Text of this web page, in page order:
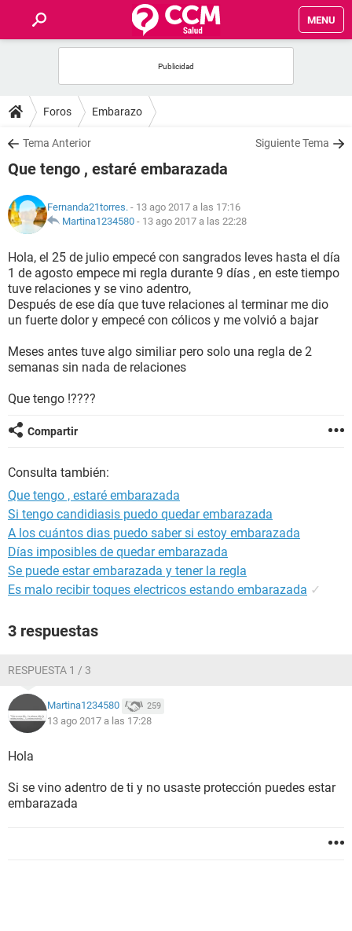
MENU
FOROS
SALUD
FAMILIA
NUTRICIÓN
BIENESTAR
SEXUALIDAD
Foros Embarazo
Tema Anterior Siguiente Tema
Que tengo , estaré embarazada
Fernanda21torres. - 13 ago 2017 a las 17:16
Martina1234580 - 13 ago 2017 a las 22:28
Hola, el 25 de julio empecé con sangrados leves hasta el día
1 de agosto empece mi regla durante 9 días , en este tiempo
tuve relaciones y se vino adentro,
Después de ese día que tuve relaciones al terminar me dio
un fuerte dolor y empecé con cólicos y me volvió a bajar
Meses antes tuve algo similiar pero solo una regla de 2
semanas sin nada de relaciones
Que tengo !????
Compartir
Consulta también:
Que tengo , estaré embarazada
Si tengo candidiasis puedo quedar embarazada
A los cuántos dias puedo saber si estoy embarazada
Días imposibles de quedar embarazada
Se puede estar embarazada y tener la regla
Es malo recibir toques electricos estando embarazada ✓
3 respuestas
RESPUESTA 1 / 3
Martina1234580 259
13 ago 2017 a las 17:28
Hola
Si se vino adentro de ti y no usaste protección puedes estar
embarazada